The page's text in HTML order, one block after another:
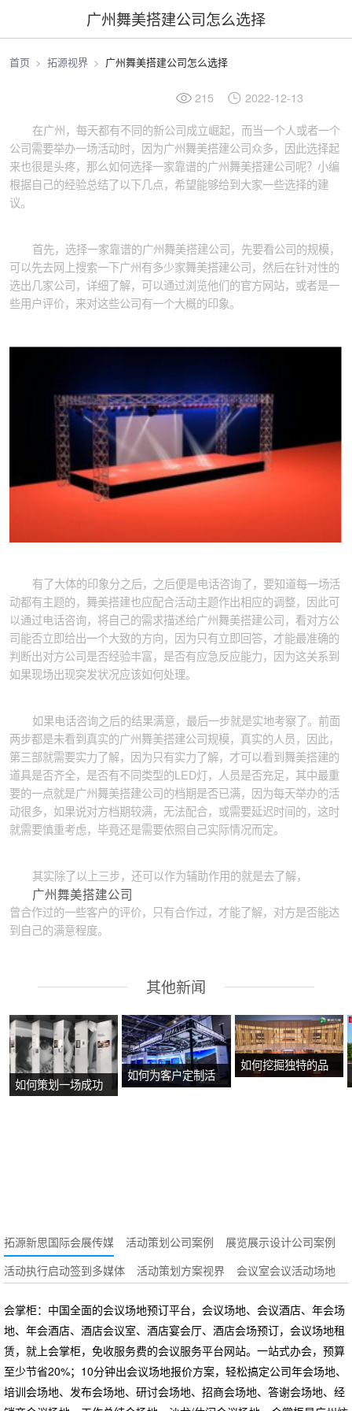
广州舞美搭建公司怎么选择
首页 拓源视界 广州舞美搭建公司怎么选择
215 2022-12-13
在广州，每天都有不同的新公司成立崛起，而当一个人或者一个
公司需要举办一场活动时，因为广州舞美搭建公司众多，因此选择起
来也很是头疼，那么如何选择一家靠谱的广州舞美搭建公司呢？小编
根据自己的经验总结了以下几点，希望能够给到大家一些选择的建
议。
首先，选择一家靠谱的广州舞美搭建公司，先要看公司的规模，
可以先去网上搜索一下广州有多少家舞美搭建公司，然后在针对性的
选出几家公司，详细了解，可以通过浏览他们的官方网站，或者是一
些用户评价，来对这些公司有一个大概的印象。
有了大体的印象分之后，之后便是电话咨询了，要知道每一场活
动都有主题的，舞美搭建也应配合活动主题作出相应的调整，因此可
以通过电话咨询，将自己的需求描述给广州舞美搭建公司，看对方公
司能否立即给出一个大致的方向，因为只有立即回答，才能最准确的
判断出对方公司是否经验丰富，是否有应急反应能力，因为这关系到
如果现场出现突发状况应该如何处理。
如果电话咨询之后的结果满意，最后一步就是实地考察了。前面
两步都是未看到真实的广州舞美搭建公司规模，真实的人员，因此，
第三部就需要实力了解，因为只有实力了解，才可以看到舞美搭建的
道具是否齐全，是否有不同类型的LED灯，人员是否充足，其中最重
要的一点就是广州舞美搭建公司的档期是否已满，因为每天举办的活
动很多，如果说对方档期较满，无法配合，或需要延迟时间的，这时
就需要慎重考虑，毕竟还是需要依照自己实际情况而定。
其实除了以上三步，还可以作为辅助作用的就是去了解，
广州舞美搭建公司
曾合作过的一些客户的评价，只有合作过，才能了解，对方是否能达
到自己的满意程度。
其他新闻
如何策划一场成功
如何为客户定制活
如何挖掘独特的品
拓源新思国际会展传媒 活动策划公司案例
展览展示设计公司案例
活动执行启动签到多媒体
活动策划方案视界 会议室会议活动场地
会掌柜：中国全面的会议场地预订平台，会议场地、会议酒店、年会场
地、年会酒店、酒店会议室、酒店宴会厅、酒店会场预订，会议场地租
赁，就上会掌柜，免收服务费的会议服务平台网站。一站式办会，预算
至少节省20%；10分钟出会议场地报价方案，轻松搞定公司年会场地、
培训会场地、发布会场地、研讨会场地、招商会场地、答谢会场地、经